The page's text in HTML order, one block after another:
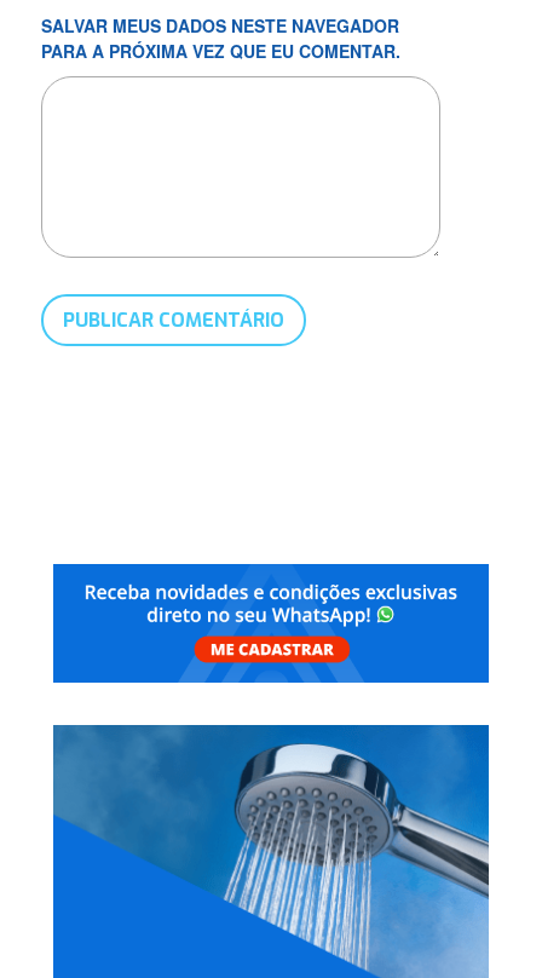
SALVAR MEUS DADOS NESTE NAVEGADOR
PARA A PRÓXIMA VEZ QUE EU COMENTAR.